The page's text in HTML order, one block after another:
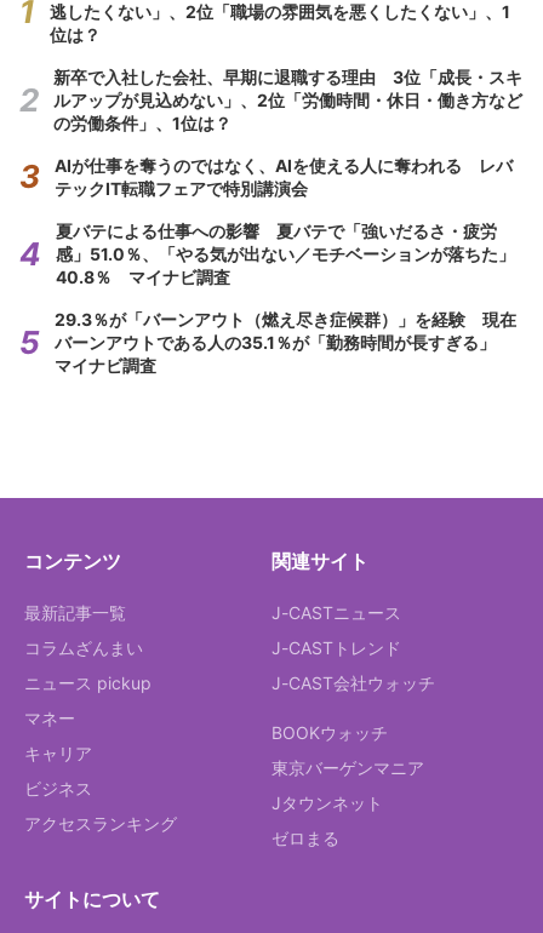
逃したくない」、2位「職場の雰囲気を悪くしたくない」、1
位は？
新卒で入社した会社、早期に退職する理由 3位「成長・スキ
ルアップが見込めない」、2位「労働時間・休日・働き方など
の労働条件」、1位は？
AIが仕事を奪うのではなく、AIを使える人に奪われる レバ
テックIT転職フェアで特別講演会
夏バテによる仕事への影響 夏バテで「強いだるさ・疲労
感」51.0％、「やる気が出ない／モチベーションが落ちた」
40.8％ マイナビ調査
29.3％が「バーンアウト（燃え尽き症候群）」を経験 現在
バーンアウトである人の35.1％が「勤務時間が長すぎる」
マイナビ調査
コンテンツ
最新記事一覧
コラムざんまい
ニュース pickup
マネー
キャリア
ビジネス
アクセスランキング
関連サイト
J-CASTニュース
J-CASTトレンド
J-CAST会社ウォッチ
BOOKウォッチ
東京バーゲンマニア
Jタウンネット
ゼロまる
サイトについて